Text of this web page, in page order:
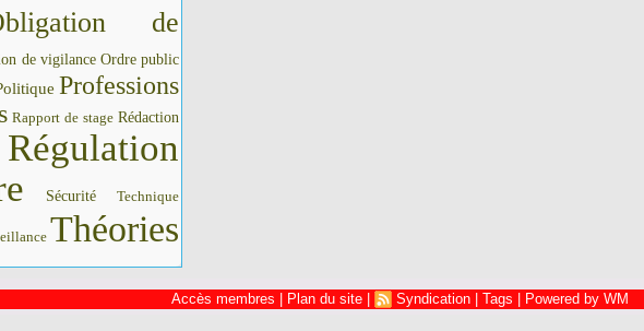
de
de vigilance Ordre public
Professions
Rapport de stage Rédaction
Régulation
Sécurité Technique
Théories
Accès membres Plan du site Syndication Tags Powered by WM